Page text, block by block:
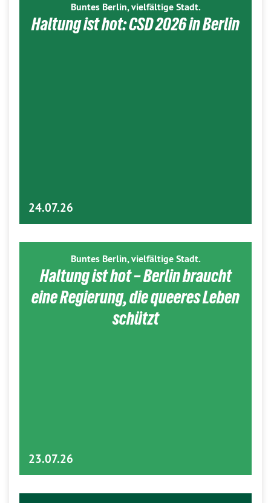
Buntes Berlin, vielfältige Stadt.
Haltung ist hot: CSD 2026 in Berlin
24.07.26
Buntes Berlin, vielfältige Stadt.
Haltung ist hot – Berlin braucht
eine Regierung, die queeres Leben
schützt
23.07.26